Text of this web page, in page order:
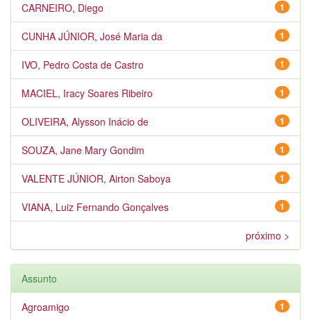
1
CARNEIRO, Diego
1
CUNHA JÚNIOR, José Maria da
1
IVO, Pedro Costa de Castro
1
MACIEL, Iracy Soares Ribeiro
1
OLIVEIRA, Alysson Inácio de
1
SOUZA, Jane Mary Gondim
1
VALENTE JÚNIOR, Airton Saboya
1
VIANA, Luiz Fernando Gonçalves
próximo >
Assunto
1
Agroamigo